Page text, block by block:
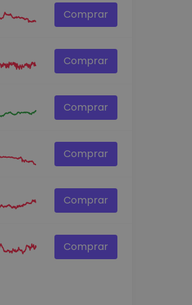
Comprar
Comprar
Comprar
Comprar
Comprar
Comprar